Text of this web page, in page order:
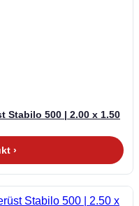
Stabilo 500 | 2.00 x 1.50
›